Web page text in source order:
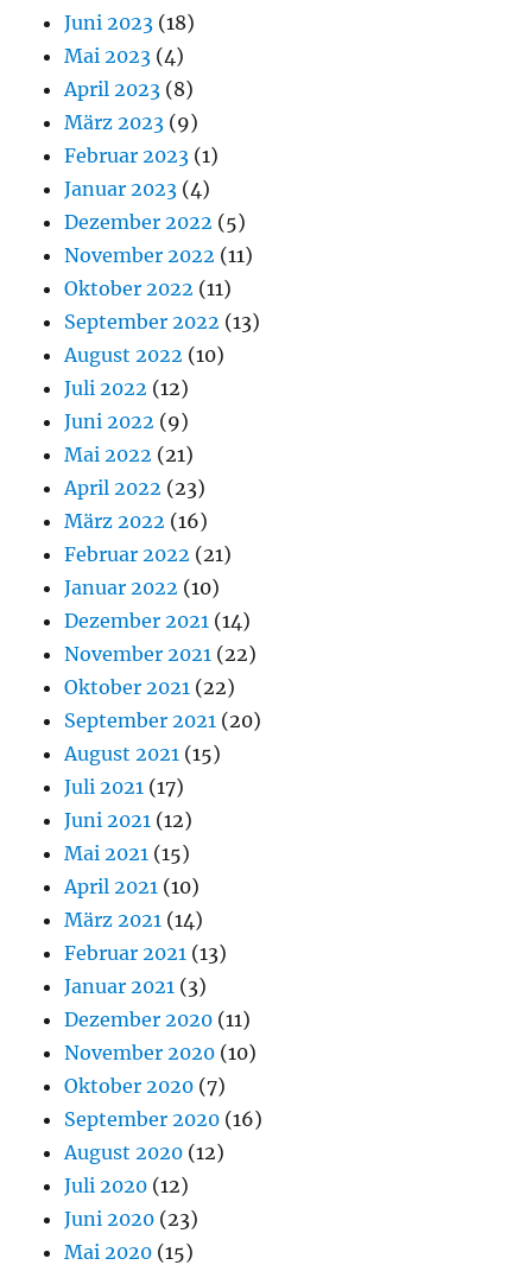
Juni 2023 (18)
Mai 2023 (4)
April 2023 (8)
März 2023 (9)
Februar 2023 (1)
Januar 2023 (4)
Dezember 2022 (5)
November 2022 (11)
Oktober 2022 (11)
September 2022 (13)
August 2022 (10)
Juli 2022 (12)
Juni 2022 (9)
Mai 2022 (21)
April 2022 (23)
März 2022 (16)
Februar 2022 (21)
Januar 2022 (10)
Dezember 2021 (14)
November 2021 (22)
Oktober 2021 (22)
September 2021 (20)
August 2021 (15)
Juli 2021 (17)
Juni 2021 (12)
Mai 2021 (15)
April 2021 (10)
März 2021 (14)
Februar 2021 (13)
Januar 2021 (3)
Dezember 2020 (11)
November 2020 (10)
Oktober 2020 (7)
September 2020 (16)
August 2020 (12)
Juli 2020 (12)
Juni 2020 (23)
Mai 2020 (15)